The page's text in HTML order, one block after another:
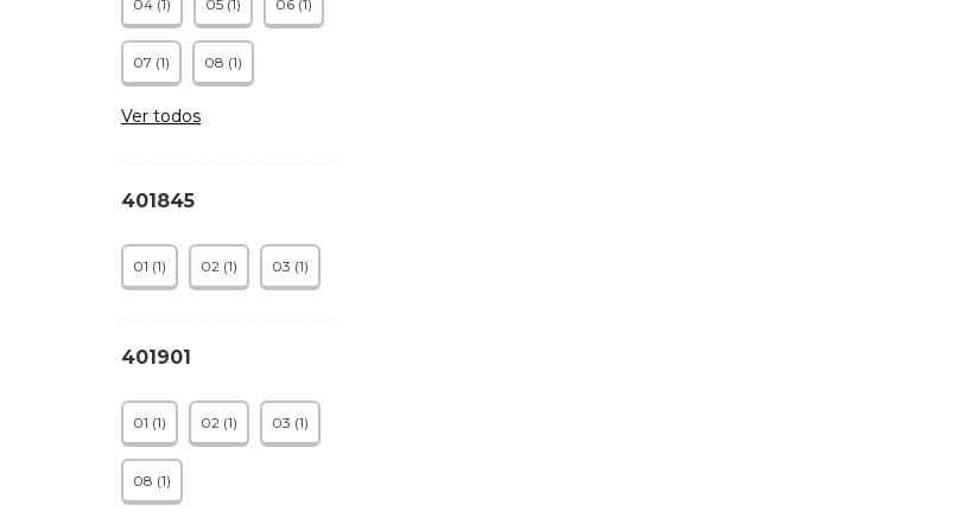
04 (1) 05 (1) 06 (1)
07 (1) 08 (1)
Ver todos
401845
01 (1) 02 (1) 03 (1)
401901
01 (1) 02 (1) 03 (1)
08 (1)